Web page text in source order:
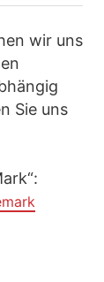
wir uns
Sie uns